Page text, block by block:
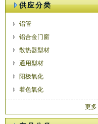
供应分类
铝管
铝合金门窗
散热器型材
通用型材
阳极氧化
着色氧化
更多